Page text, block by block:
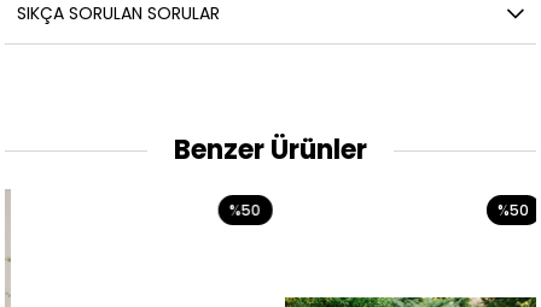
SIKÇA SORULAN SORULAR
Benzer Ürünler
%50 %50